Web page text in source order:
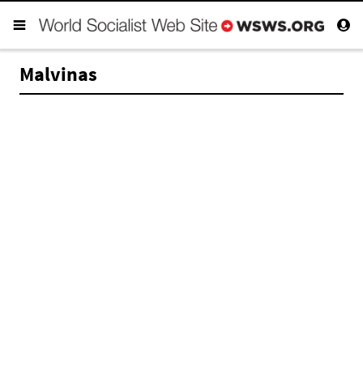
Malvinas